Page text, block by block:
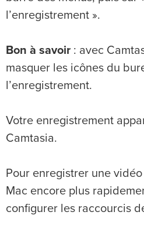
l’enregistrement ».
Bon à savoir : avec
masquer les icônes du
l’enregistrement.
Votre enregistrement
Camtasia.
Pour enregistrer une
Mac encore plus
configurer les raccourcis